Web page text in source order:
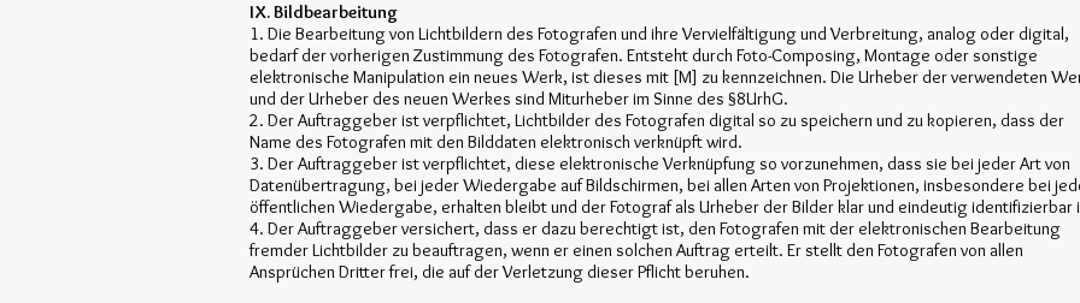
IX. Bildbearbeitung
1. Die Bearbeitung von Lichtbildern des Fotografen und ihre Vervielfältigung und Verbreitung, analog oder digital,
bedarf der vorherigen Zustimmung des Fotografen. Entsteht durch Foto-Composing, Montage oder sonstige
elektronische Manipulation ein neues Werk, ist dieses mit [M] zu kennzeichnen. Die Urheber der verwendeten
und der Urheber des neuen Werkes sind Miturheber im Sinne des §8UrhG.
2. Der Auftraggeber ist verpflichtet, Lichtbilder des Fotografen digital so zu speichern und zu kopieren, dass der
Name des Fotografen mit den Bilddaten elektronisch verknüpft wird.
3. Der Auftraggeber ist verpflichtet, diese elektronische Verknüpfung so vorzunehmen, dass sie bei jeder Art von
Datenübertragung, bei jeder Wiedergabe auf Bildschirmen, bei allen Arten von Projektionen, insbesondere bei
öffentlichen Wiedergabe, erhalten bleibt und der Fotograf als Urheber der Bilder klar und eindeutig identifizierbar
4. Der Auftraggeber versichert, dass er dazu berechtigt ist, den Fotografen mit der elektronischen Bearbeitung
fremder Lichtbilder zu beauftragen, wenn er einen solchen Auftrag erteilt. Er stellt den Fotografen von allen
Ansprüchen Dritter frei, die auf der Verletzung dieser Pflicht beruhen.